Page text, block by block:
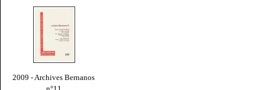
2009 - Archives Bernanos